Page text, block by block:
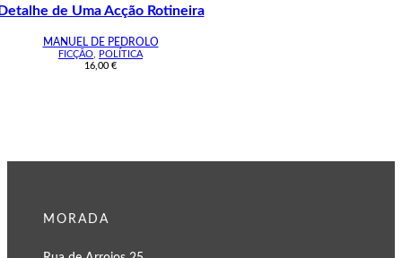
de Uma Acção Rotineira
MANUEL DE PEDROLO
FICÇÃO
POLÍTICA
16,00 €
MORADA